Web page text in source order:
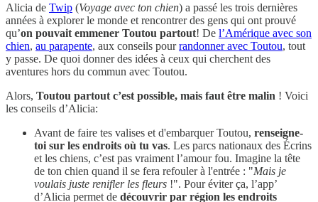
Alicia de Twip (Voyage avec ton chien) a passé les trois dernières
années à explorer le monde et rencontrer des gens qui ont prouvé
qu’on pouvait emmener Toutou partout! De l’Amérique avec son
chien, au parapente, aux conseils pourrandonner avec Toutou, tout
y passe. De quoi donner des idées à ceux qui cherchent des
aventures hors du commun avec Toutou.
Alors, Toutou partout c’est possible, mais faut être malin ! Voici
les conseils d’Alicia:
Avant de faire tes valises et d'embarquer Toutou, renseigne-
toi sur les endroits où tu vas. Les parcs nationaux des Écrins
et les chiens, c’est pas vraiment l’amour fou. Imagine la tête
de ton chien quand il se fera refouler à l'entrée : "Mais je
voulais juste renifler les fleurs !". Pour éviter ça, l’app’
d’Alicia permet de découvrir par région les endroits